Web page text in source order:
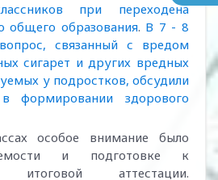
при переходена
общего образования. В 7 - 8
связанный с вредом
сигарет и других вредных
у подростков, обсудили
формировании здорового
особое внимание было
и подготовке к
итоговой аттестации.